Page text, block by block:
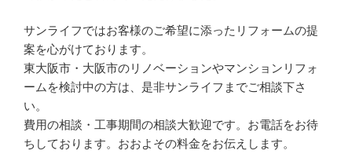
サンライフではお客様のご希望に添ったリフォームの提
案を心がけております。
東大阪市・大阪市のリノベーションやマンションリフォ
ームを検討中の方は、是非サンライフまでご相談下さ
い。
費用の相談・工事期間の相談大歓迎です。お電話をお待
ちしております。おおよその料金をお伝えします。